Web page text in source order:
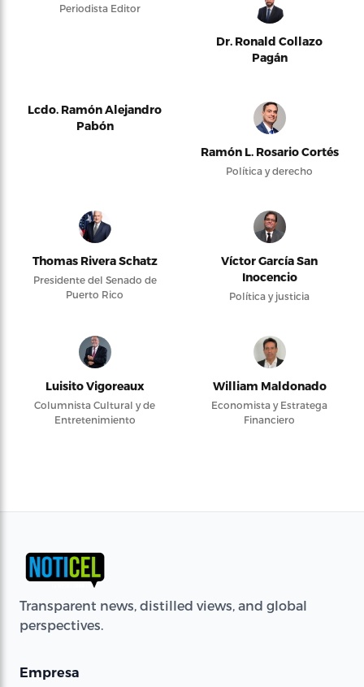
Periodista Editor
Dr. Ronald Collazo
Pagán
Lcdo. Ramón Alejandro
Pabón
Ramón L. Rosario Cortés
Política y derecho
Thomas Rivera Schatz
Presidente del Senado de
Puerto Rico
Víctor García San
Inocencio
Política y justicia
Luisito Vigoreaux
Columnista Cultural y de
Entretenimiento
William Maldonado
Economista y Estratega
Financiero
Transparent news, distilled views, and global
perspectives.
Empresa